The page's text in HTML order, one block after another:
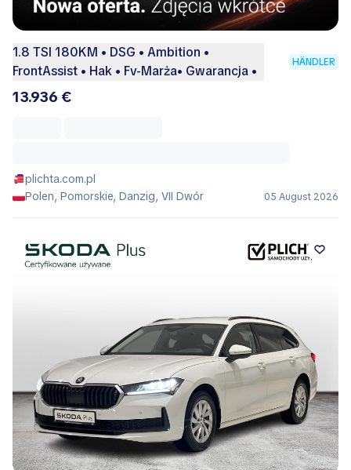
1.8 TSI 180KM • DSG • Ambition •
FrontAssist • Hak • Fv-Marża• Gwarancja •
HÄNDLER
13.936 €
plichta.com.pl
Polen, Pomorskie, Danzig, VII Dwór
05 August 2026